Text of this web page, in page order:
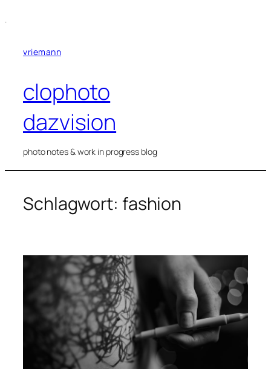
Inhalt
.
vriemann
clophoto
dazvision
photo notes & work in progress blog
Schlagwort: fashion